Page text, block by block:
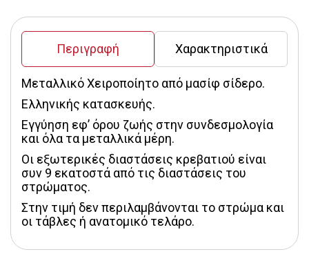
Περιγραφή Χαρακτηριστικά
Μεταλλικό Χειροποίητο από μασίφ σίδερο.
Ελληνικής κατασκευής.
Εγγύηση εφ’ όρου ζωής στην συνδεσμολογία
και όλα τα μεταλλικά μέρη.
Οι εξωτερικές διαστάσεις κρεβατιού είναι
συν 9 εκατοστά από τις διαστάσεις του
στρώματος.
Στην τιμή δεν περιλαμβάνονται το στρώμα και
οι τάβλες ή ανατομικό τελάρο.